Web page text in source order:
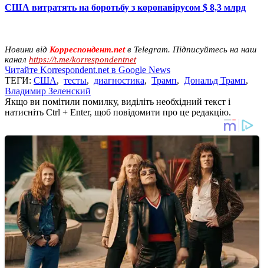
США витратять на боротьбу з коронавірусом $ 8,3 млрд
Новини від Корреспондент.netв Telegram. Підписуйтесь на наш
канал https://t.me/korrespondentnet
Читайте Korrespondent.net в Google News
ТЕГИ: США, тесты, диагностика, Трамп, Дональд Трамп,
Владимир Зеленский
Якщо ви помітили помилку, виділіть необхідний текст і
натисніть Ctrl + Enter, щоб повідомити про це редакцію.